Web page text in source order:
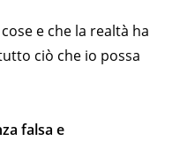
e che la realtà ha
ciò che io possa
falsa e